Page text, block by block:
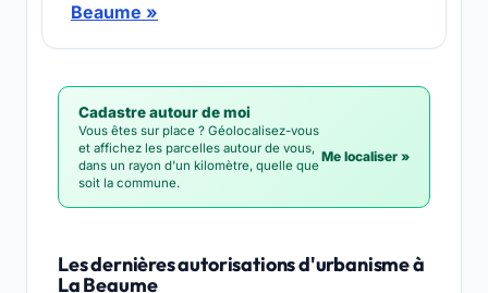
Beaume »
Cadastre autour de moi
Vous êtes sur place ? Géolocalisez-vous
et affichez les parcelles autour de vous,
dans un rayon d'un kilomètre, quelle que
soit la commune.
Me localiser »
Les dernières autorisations d'urbanisme à
La Beaume